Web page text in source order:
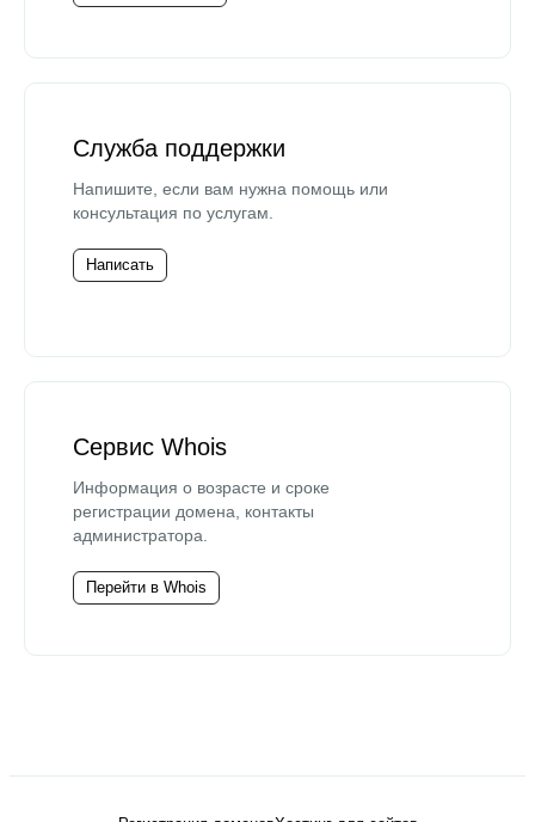
Служба поддержки
Напишите, если вам нужна помощь или
консультация по услугам.
Написать
Сервис Whois
Информация о возрасте и сроке
регистрации домена, контакты
администратора.
Перейти в Whois